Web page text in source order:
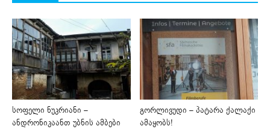
სოფელი ნუკრიანი –
ანდრონიკაანთ უბნის ამბები
გორლივუდი – პატარა ქალაქი
ამაყობს!